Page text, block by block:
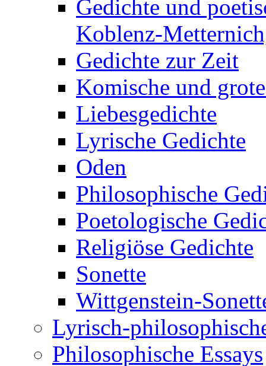
Gedichte und
Koblenz-
Gedichte zur Zeit
Komische und
Liebesgedichte
Lyrische Gedichte
Oden
Philosophische
Poetologische
Religiöse Gedichte
Sonette
Wittgenstein-
Lyrisch-
Philosophische Essays